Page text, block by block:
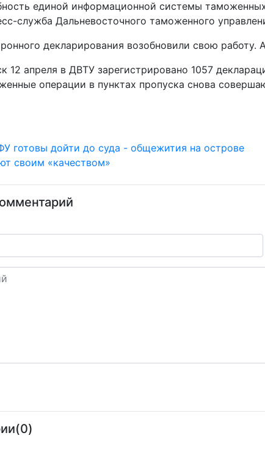
единой информационной системы
служба Дальневосточного таможенного
декларирования возобновили свою
12 апреля в ДВТУ зарегистрировано 1057
операции в пунктах пропуска снова
готовы дойти до суда - общежития на острове
своим «качеством»